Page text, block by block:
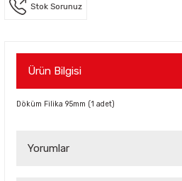
Stok Sorunuz
Ürün Bilgisi
Döküm Filika 95mm (1 adet)
Yorumlar